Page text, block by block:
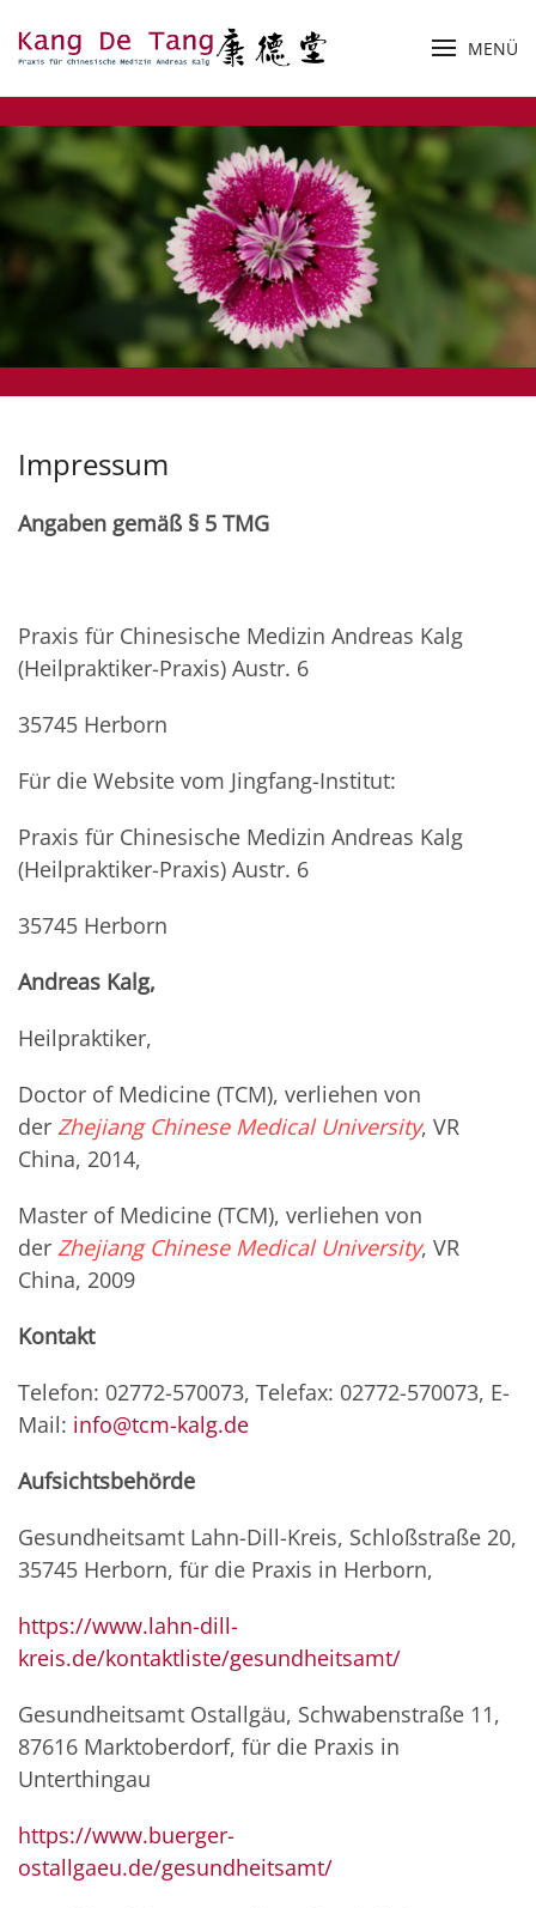
Zum Hauptinhalt springen
MENÜ
Impressum
Angaben gemäß § 5 TMG
Praxis für Chinesische Medizin Andreas Kalg
(Heilpraktiker-Praxis) Austr. 6
35745 Herborn
Für die Website vom Jingfang-Institut:
Praxis für Chinesische Medizin Andreas Kalg
(Heilpraktiker-Praxis) Austr. 6
35745 Herborn
Andreas Kalg,
Heilpraktiker,
Doctor of Medicine (TCM), verliehen von
der Zhejiang Chinese Medical University, VR
China, 2014,
Master of Medicine (TCM), verliehen von
der Zhejiang Chinese Medical University, VR
China, 2009
Kontakt
Telefon: 02772-570073, Telefax: 02772-570073, E-
Mail: info@tcm-kalg.de
Aufsichtsbehörde
Gesundheitsamt Lahn-Dill-Kreis, Schloßstraße 20,
35745 Herborn, für die Praxis in Herborn,
https://www.lahn-dill-
kreis.de/kontaktliste/gesundheitsamt/
Gesundheitsamt Ostallgäu, Schwabenstraße 11,
87616 Marktoberdorf, für die Praxis in
Unterthingau
https://www.buerger-
ostallgaeu.de/gesundheitsamt/